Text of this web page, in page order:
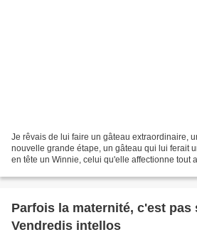
Je rêvais de lui faire un gâteau extraordinaire,
nouvelle grande étape, un gâteau qui lui ferait
en tête un Winnie, celui qu'elle affectionne tout
Parfois la maternité, c'est pas
Vendredis intellos